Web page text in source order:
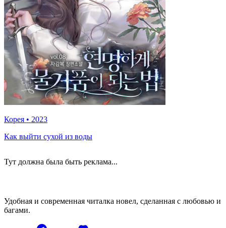
Корея • 2023
Как выйти сухой из воды
Тут должна была быть реклама...
Удобная и современная читалка новел, сделанная с любовью и
багами.